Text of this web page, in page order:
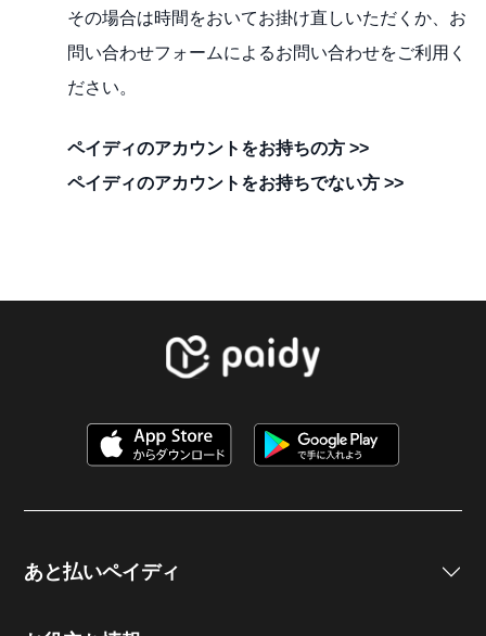
その場合は時間をおいてお掛け直しいただくか、お
問い合わせフォームによるお問い合わせをご利用く
ださい。
ペイディのアカウントをお持ちの方 >>
ペイディのアカウントをお持ちでない方 >>
あと払いペイディ